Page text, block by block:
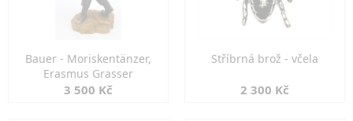
Bauer - Moriskentänzer,
Erasmus Grasser
3 500 Kč
Stříbrná brož - včela
2 300 Kč